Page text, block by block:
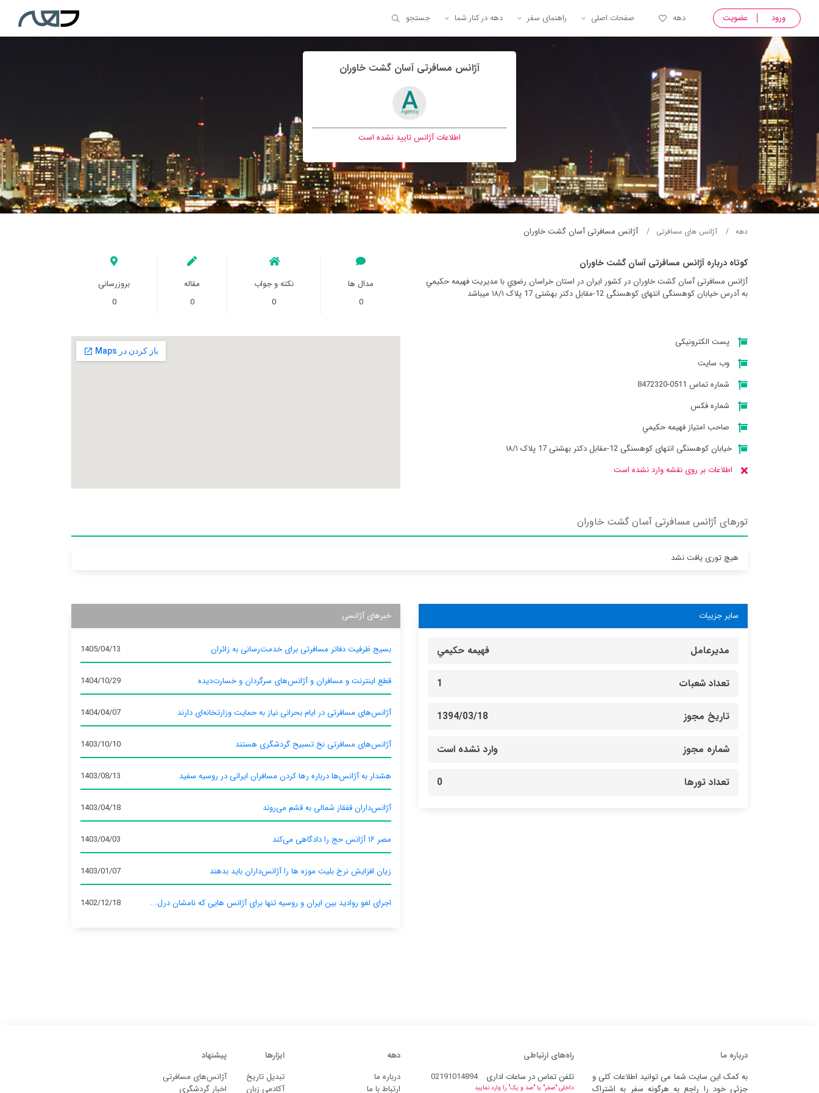
ورود عضویت دهه صفحات اصلی راهنمای سفر دهه در کنار شما جستجو
آژانس مسافرتی آسان گشت خاوران
اطلاعات آژانس تایید نشده است
دهه آژانس های مسافرتی آژانس مسافرتی آسان گشت خاوران
کوتاه درباره آژانس مسافرتی آسان گشت خاوران
آژانس مسافرتی آسان گشت خاوران در کشور ایران در استان خراسان رضوي با مدیریت فهيمه حكيمي
به آدرس خیابان کوهسنگی انتهای کوهسنگی 12-مقابل دکتر بهشتی 17 پلاک ۱۸/۱ میباشد
مدال ها
0
نکته و جواب
0
مقاله
0
بروزرسانی
0
پست الکترونیکی
وب سایت
شماره تماس 0511-8472320
شماره فکس
صاحب امتیاز فهيمه حكيمي
خیابان کوهسنگی انتهای کوهسنگی 12-مقابل دکتر بهشتی 17 پلاک ۱۸/۱
اطلاعات بر روی نقشه وارد نشده است
تورهای آژانس مسافرتی آسان گشت خاوران
هیچ توری یافت نشد
سایر جزییات
مدیرعامل فهيمه حكيمي
تعداد شعبات 1
تاریخ مجوز 1394/03/18
شماره مجوز وارد نشده است
تعداد تورها 0
خبرهای آژانسی
بسیج ظرفیت دفاتر مسافرتی برای خدمت‌رسانی به زائران 1405/04/13
قطع اینترنت و مسافران و آژانس‌های سرگردان و خسارت‌دیده 1404/10/29
آژانس‌های مسافرتی در ایام بحرانی نیاز به حمایت وزارتخانه‌ای دارند 1404/04/07
آژانس‌های مسافرتی نخ تسبیح گردشگری هستند 1403/10/10
هشدار به آژانس‌ها درباره رها کردن مسافران ایرانی در روسیه سفید 1403/08/13
آژانس‌داران قفقاز شمالی به قشم می‌روند 1403/04/18
مصر ۱۶ آژانس حج را دادگاهی می‌کند 1403/04/03
زیان افزایش نرخ بلیت موزه ها را آژانس‌داران باید بدهند 1403/01/07
اجرای لغو روادید بین ایران و روسیه تنها برای آژانس‌ هایی که نامشان درل... 1402/12/18
درباره ما
به کمک این سایت شما می توانید اطلاعات کلی و
جزئی خود را راجع به هرگونه سفر به اشتراک
راه‌های ارتباطی
تلفن تماس در ساعات اداری
02191014894
داخلی "صفر" یا "صد و یک" را وارد نمایید
دهه
درباره ما
ارتباط با ما
ابزارها
تبدیل تاریخ
آکادمی زبان
پیشنهاد
آژانس‌های مسافرتی
اخبار گردشگری